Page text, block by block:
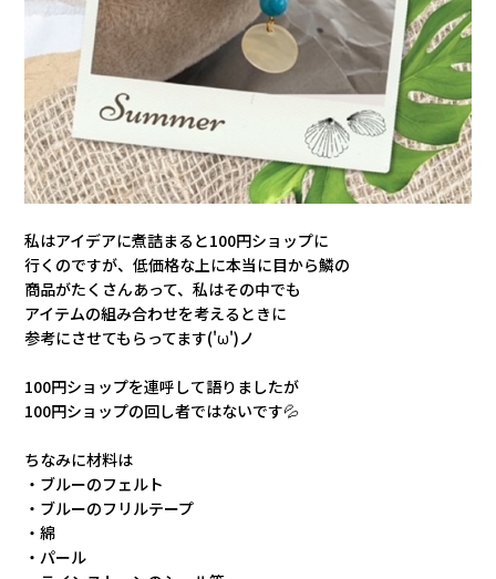
私はアイデアに煮詰まると100円ショップに
行くのですが、低価格な上に本当に目から鱗の
商品がたくさんあって、私はその中でも
アイテムの組み合わせを考えるときに
参考にさせてもらってます('ω')ノ
100円ショップを連呼して語りましたが
100円ショップの回し者ではないです💦
ちなみに材料は
・ブルーのフェルト
・ブルーのフリルテープ
・綿
・パール